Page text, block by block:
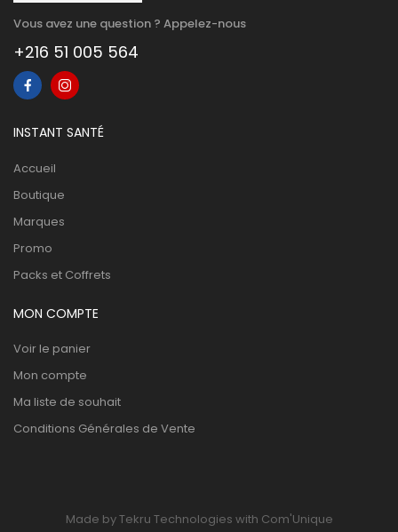
Vous avez une question ? Appelez-nous
+216 51 005 564
INSTANT SANTÉ
Accueil
Boutique
Marques
Promo
Packs et Coffrets
MON COMPTE
Voir le panier
Mon compte
Ma liste de souhait
Conditions Générales de Vente
Made by Tekru Technologies with Com'Unique